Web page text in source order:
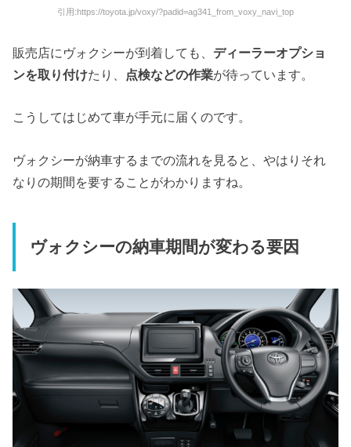
引用:https://toyota.jp/voxy/?padid=ag341_from_voxy_navi_top
販売店にヴォクシーが到着しても、 ディーラーオプショ
ンを取り付けたり、 点検などの作業が待っています。
こうしてはじめて車が手元に届くのです。
ヴォクシーが納車するまでの流れを見ると、やはりそれ
なりの期間を要することがわかりますね。
ヴォクシーの納車期間が変わる要因